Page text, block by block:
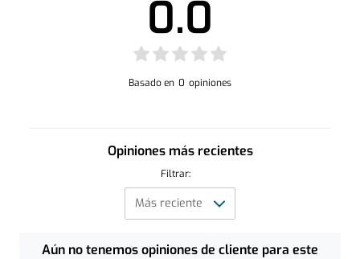
0.0
Basado en 0 opiniones
Opiniones más recientes
Filtrar:
Aún no tenemos opiniones de cliente para este